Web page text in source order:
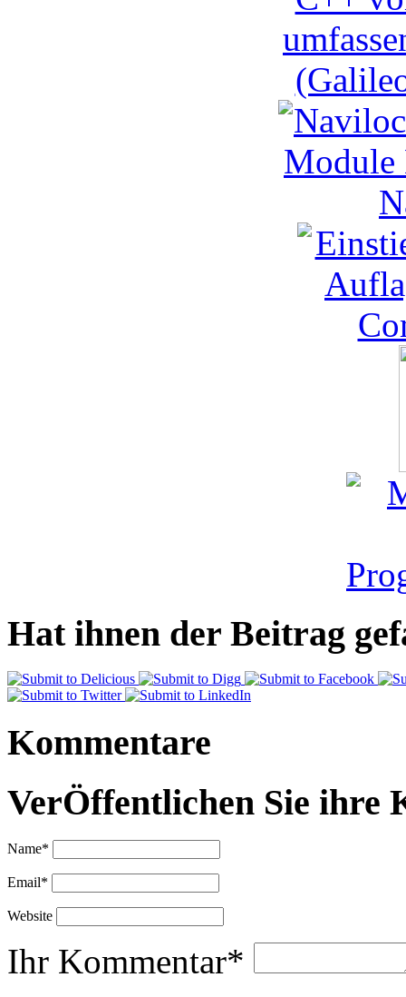
Hat ihnen der Beitrag
Kommentare
VerÖffentlichen Sie ihre
Name*
Email*
Website
Ihr Kommentar*